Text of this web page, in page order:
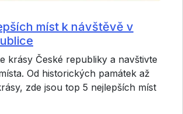
míst k návštěvě v
krásy České republiky a navštivte
Od historických památek až
zde jsou top 5 nejlepších míst